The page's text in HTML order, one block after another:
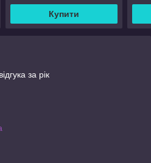
Купити
за рік